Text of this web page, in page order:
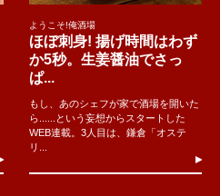
ようこそ!俺酒場
ほぼ刺身! 揚げ時間はわず
か5秒。生姜醤油でさっ
ぱ...
もし、あのシェフが家で酒場を開いた
ら......という妄想からスタートした
WEB連載。3人目は、鎌倉「オステ
リ...